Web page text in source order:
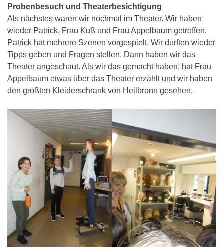
Probenbesuch und Theaterbesichtigung
Als nächstes waren wir nochmal im Theater. Wir haben
wieder Patrick, Frau Kuß und Frau Appelbaum getroffen.
Patrick hat mehrere Szenen vorgespielt. Wir durften wieder
Tipps geben und Fragen stellen. Dann haben wir das
Theater angeschaut. Als wir das gemacht haben, hat Frau
Appelbaum etwas über das Theater erzählt und wir haben
den größten Kleiderschrank von Heilbronn gesehen.